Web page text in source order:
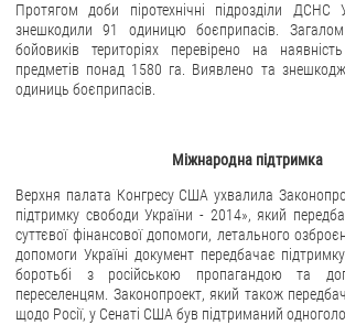
Протягом доби піротехнічні підрозділи ДСНС
знешкодили 91 одиницю боєприпасів.
бойовиків територіях перевірено на
предметів понад 1580 га. Виявлено та
одиниць боєприпасів.
Міжнародна підтримка
Верхня палата Конгресу США ухвалила
підтримку свободи України - 2014», який
суттєвої фінансової допомоги, летального
допомоги Україні документ передбачає
боротьбі з російською пропагандою та
переселенцям. Законопроект, який також
щодо Росії, у Сенаті США був підтриманий